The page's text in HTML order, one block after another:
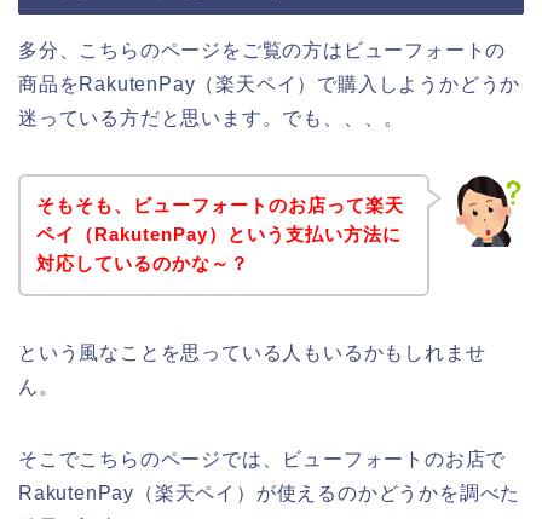
多分、こちらのページをご覧の方はビューフォートの
商品をRakutenPay（楽天ペイ）で購入しようかどうか
迷っている方だと思います。でも、、、。
そもそも、ビューフォートのお店って楽天
ペイ（RakutenPay）という支払い方法に
対応しているのかな～？
という風なことを思っている人もいるかもしれませ
ん。
そこでこちらのページでは、ビューフォートのお店で
RakutenPay（楽天ペイ）が使えるのかどうかを調べた